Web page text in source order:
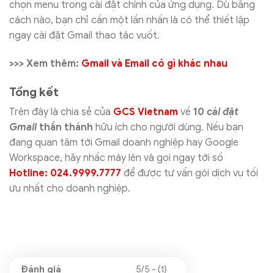
chọn menu trong cài đặt chính của ứng dụng. Dù bằng
cách nào, bạn chỉ cần một lần nhấn là có thể thiết lập
ngay cài đặt Gmail thao tác vuốt.
>>> Xem thêm: Gmail và Email có gì khác nhau
Tổng kết
Trên đây là chia sẻ của GCS Vietnam về 10 cài đặt
Gmail thần thánh hữu ích cho người dùng. Nếu bạn
đang quan tâm tới Gmail doanh nghiệp hay Google
Workspace, hãy nhấc máy lên và gọi ngay tới số
Hotline: 024.9999.7777 để được tư vấn gói dịch vụ tối
ưu nhất cho doanh nghiệp.
5/5 - (1)